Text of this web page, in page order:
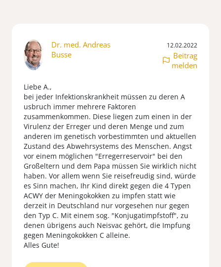
Dr. med. Andreas
Busse
12.02.2022
Beitrag
melden
Liebe A.,
bei jeder Infektionskrankheit müssen zu deren A
usbruch immer mehrere Faktoren
zusammenkommen. Diese liegen zum einen in der
Virulenz der Erreger und deren Menge und zum
anderen im genetisch vorbestimmten und aktuellen
Zustand des Abwehrsystems des Menschen. Angst
vor einem möglichen "Erregerreservoir" bei den
Großeltern und dem Papa müssen Sie wirklich nicht
haben. Vor allem wenn Sie reisefreudig sind, würde
es Sinn machen, Ihr Kind direkt gegen die 4 Typen
ACWY der Meningokokken zu impfen statt wie
derzeit in Deutschland nur vorgesehen nur gegen
den Typ C. Mit einem sog. "Konjugatimpfstoff", zu
denen übrigens auch Neisvac gehört, die Impfung
gegen Meningokokken C alleine.
Alles Gute!